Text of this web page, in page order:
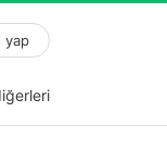
yap